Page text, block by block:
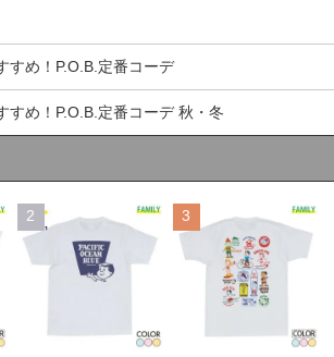
すめ！P.O.B.定番コーデ
すめ！P.O.B.定番コーデ 秋・冬
2 3